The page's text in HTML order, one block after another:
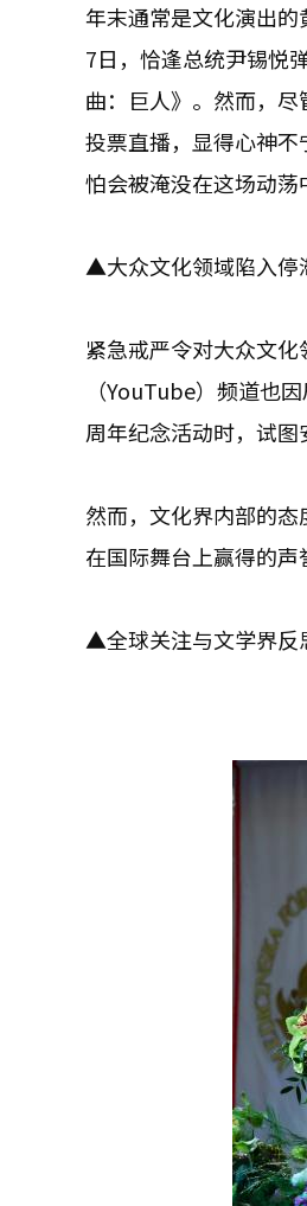
年末通常是文化演出
7日，恰逢总统尹锡悦
曲：巨人》。然而，
投票直播，显得心神
怕会被淹没在这场动荡
▲大众文化领域陷入停
紧急戒严令对大众文
（YouTube）频道也
周年纪念活动时，试
然而，文化界内部的
在国际舞台上赢得的声
▲全球关注与文学界反